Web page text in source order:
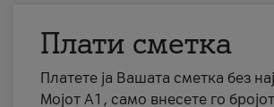
Плати сметка
Платете ја Вашата сметка без
Мојот А1, само внесете го